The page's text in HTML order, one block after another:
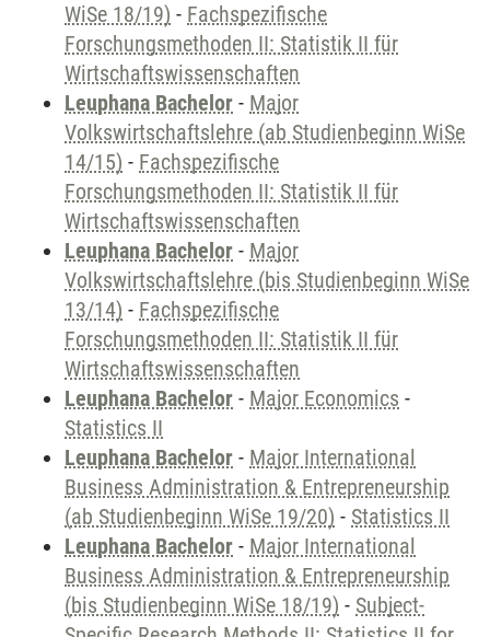
WiSe 18/19) - Fachspezifische
Forschungsmethoden II: Statistik II für
Wirtschaftswissenschaften
Leuphana Bachelor - Major
Volkswirtschaftslehre (ab Studienbeginn WiSe
14/15) - Fachspezifische
Forschungsmethoden II: Statistik II für
Wirtschaftswissenschaften
Leuphana Bachelor - Major
Volkswirtschaftslehre (bis Studienbeginn WiSe
13/14) - Fachspezifische
Forschungsmethoden II: Statistik II für
Wirtschaftswissenschaften
Leuphana Bachelor - Major Economics -
Statistics II
Leuphana Bachelor - Major International
Business Administration & Entrepreneurship
(ab Studienbeginn WiSe 19/20) - Statistics II
Leuphana Bachelor - Major International
Business Administration & Entrepreneurship
(bis Studienbeginn WiSe 18/19) - Subject-